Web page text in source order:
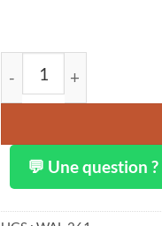
💬 Une question